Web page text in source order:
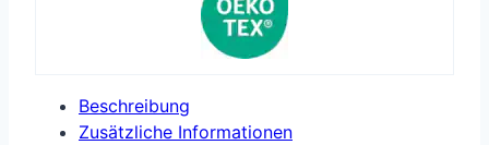
Beschreibung
Zusätzliche Informationen